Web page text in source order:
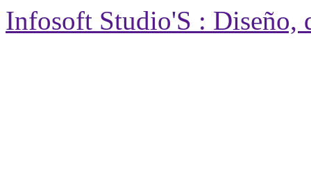
Infosoft Studio'S : Diseño,